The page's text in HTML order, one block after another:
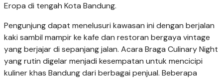
Eropa di tengah Kota Bandung.
Pengunjung dapat menelusuri kawasan ini dengan berjalan
kaki sambil mampir ke kafe dan restoran bergaya vintage
yang berjajar di sepanjang jalan. Acara Braga Culinary Night
yang rutin digelar menjadi kesempatan untuk mencicipi
kuliner khas Bandung dari berbagai penjual. Beberapa